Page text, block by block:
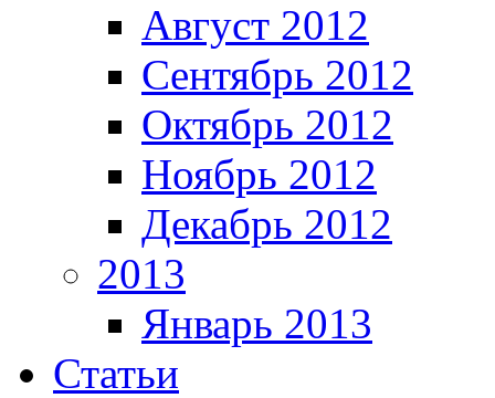
Август 2012
Сентябрь 2012
Октябрь 2012
Ноябрь 2012
Декабрь 2012
2013
Январь 2013
Статьи